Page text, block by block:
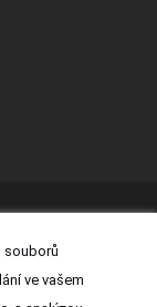
cookies
souborů
ve vašem